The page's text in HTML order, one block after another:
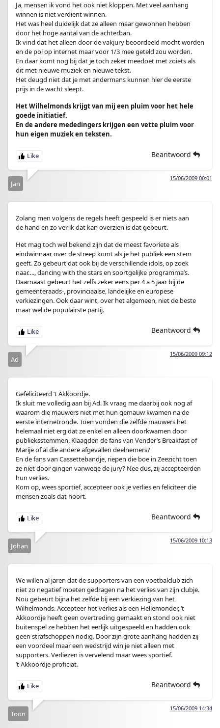
Ja, mensen ik vond het ook niet kloppen. Met veel aanhang
winnen is niet verdient winnen.
Het was heel duidelijk dat ze alleen maar gewonnen hebben
door het hoge aantal van de achterban.
Ik vind dat het alleen door de vakjury beoordeeld mocht worden
en de pol op internet maar voor 1/3 mee geteld zou worden.
En daar komt nog bij dat je toch zeker meedoet met zoiets als
dit met nieuwe muziek en nieuwe tekst.
Het deugd niet dat je met andermans kunnen hier de eerste
prijs in de wacht sleept.
Het Wilhelmonds krijgt van mij een pluim voor het hele
goede initiatief.
En de andere mededingers krijgen een vette pluim voor
hun eigen muziek en teksten.
Beantwoord
15/06/2009 00:01
Jan
Zolang men volgens de regels heeft gespeeld is er niets aan
de hand en zo ver ik dat kan overzien is dat gebeurt.
Het mag toch wel bekend zijn dat de meest favoriete als
eindwinnaar over de streep komt als je het publiek een stem
geeft. Zo gebeurt dat ook bij de verschillende idols, op zoek
naar…., dancing with the stars en soortgelijke programma’s.
Daarnaast gebeurt het zelfs zeker eens per 4 a 5 jaar bij de
gemeenteraads-, provinciaalse, landelijke en europese
verkiezingen. Ook daar wint, over het algemeen, niet de beste
maar wel de populairste partij.
Beantwoord
15/06/2009 09:12
Ad
Gefeliciteerd ’t Akkoordje.
Ik sluit me volledig aan bij Ad. Ik vraag me daarbij ook nog af
waarom die mauwers niet met hun gemauw kwamen na de
eerste internetronde. Toen vonden die zelfde mauwers het
helemaal niet erg dat ze enkel en alleen doorkwamen door
publieksstemmen. Klaagden de fans van Vender’s Breakfast of
Marije of al die andere afgevallen deelnemers?
En de fans van Cassettebandje, riepen die boe in Zeezicht toen
ze niet door gingen vanwege de jury? Nee dus, zij accepteerden
hun verlies.
Kom op, wees sportief, accepteer ook je verlies en feliciteer die
mensen zoals dat hoort.
Beantwoord
15/06/2009 10:13
Johan
We willen al jaren dat de supporters van een voetbalclub zich
niet zo negatief moeten gedragen na het verlies van zijn clubje.
Nou gebeurt bijna het zelfde bij een verkiezing van het
Wilhelmonds. Accepteer het verlies als een Hellemonder, ’t
Akkoordje heeft geen overtreding gemaakt en stond ook niet
buitenspel ze hebben het eerlijk uitgespeeld en hadden ook
geen strafschoppen nodig. Door zijn grote aanhang hadden zij
een voordeel maar een wedstrijd win je niet alleen met
supporters. Verliezen is vervelend maar wees sportief.
’t Akkoordje proficiat.
Beantwoord
15/06/2009 14:34
Toon